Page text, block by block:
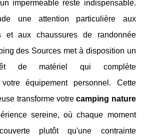
imperméable reste indispensable.
une attention particulière aux
et aux chaussures de randonnée
des Sources met à disposition un
de matériel qui complète
votre équipement personnel. Cette
transforme votrecamping nature
sereine, où chaque moment
plutôt qu'une contrainte